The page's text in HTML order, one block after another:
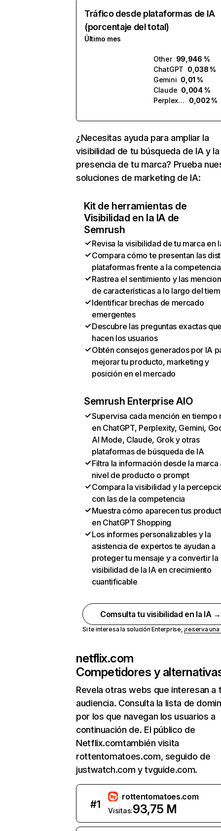
Tráfico desde plataformas de IA
(porcentaje del total)
Último mes
Other 99,946 %
ChatGPT 0,038 %
Gemini 0,01 %
Claude 0,004 %
Perplexity
0,002 %
¿Necesitas ayuda para ampliar la
visibilidad de tu búsqueda de IA y la
presencia de tu marca? Prueba
soluciones de marketing de IA:
Kit de herramientas de
Visibilidad en la IA de
Semrush
Revisa la visibilidad de tu marca en
Compara cómo te presentan las
plataformas frente a la competencia
Rastrea el sentimiento y las
de características a lo largo del
Identificar brechas de mercado
emergentes
Descubre las preguntas exactas
hacen los usuarios
Obtén consejos generados por IA
mejorar tu producto, marketing y
posición en el mercado
Semrush Enterprise AIO
Supervisa cada mención en tiempo
en ChatGPT, Perplexity, Gemini,
AI Mode, Claude, Grok y otras
plataformas de búsqueda de IA
Filtra la información desde la marca
nivel de producto o prompt
Compara la visibilidad y la
con las de la competencia
Muestra cómo aparecen tus
en ChatGPT Shopping
Los informes personalizables y la
asistencia de expertos te ayudan a
proteger tu mensaje y a convertir la
visibilidad de la IA en crecimiento
cuantificable
Comsulta tu visibilidad en la IA →
Si te interesa la solución Enterprise,¡reserva
netflix.com
Competidores y
Revela otras webs que interesan a
audiencia. Consulta la lista de
por los que navegan los usuarios a
continuación de. El público de
Netflix.comtambién visita
rottentomatoes.com, seguido de
justwatch.com y tvguide.com.
#1
rottentomatoes.com
Visitas:93,75 M